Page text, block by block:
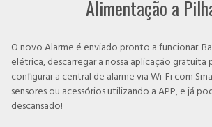
Alimentação a
O novo Alarme é enviado pronto a funcionar.
elétrica, descarregar a nossa aplicação gratuita
configurar a central de alarme via Wi-Fi com
sensores ou acessórios utilizando a APP, e já
descansado!